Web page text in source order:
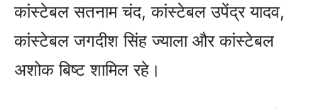
कांस्टेबल सतनाम चंद, कांस्टेबल उपेंद्र यादव,
कांस्टेबल जगदीश सिंह ज्याला और कांस्टेबल
अशोक बिष्ट शामिल रहे।